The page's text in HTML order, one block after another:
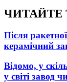
ЧИТАЙТЕ
Після
керамічний
Відомо, у
у світі завод